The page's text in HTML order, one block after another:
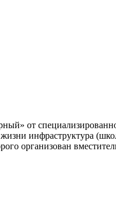
от
жизни инфраструктура
организован